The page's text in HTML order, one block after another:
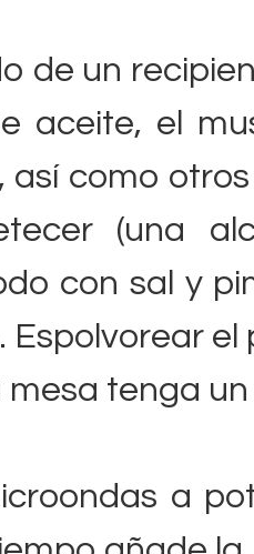
de un
aceite, el
así como
(una
con sal y
Espolvorear
mesa tenga
a